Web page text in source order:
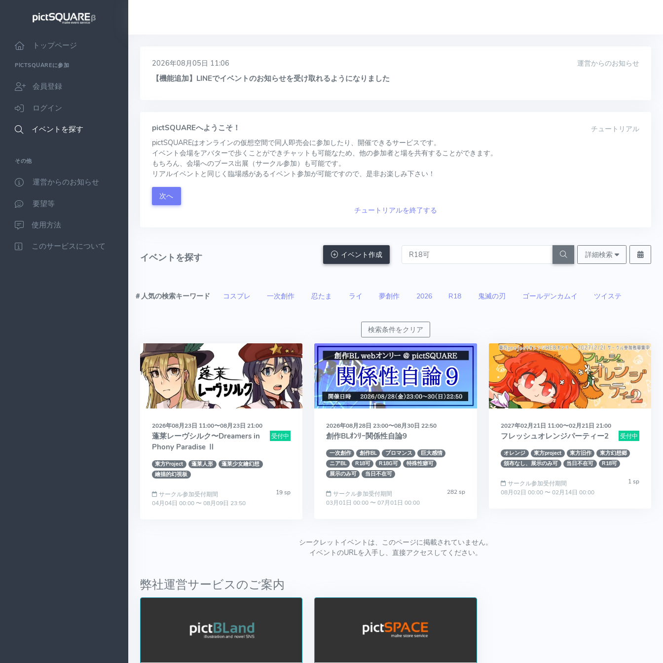
トップページ
PICTSQUAREに参加
会員登録
ログイン
イベントを探す
その他
運営からのお知らせ
要望等
使用方法
このサービスについて
運営からのお知らせ
2026年08月05日 11:06
【機能追加】LINEでイベントのお知らせを受け取れるようになりました
チュートリアル
pictSQUAREへようこそ！
pictSQUAREはオンラインの仮想空間で同人即売会に参加したり、開催できるサービスです。
イベント会場をアバターで歩くことができチャットも可能なため、他の参加者と場を共有することができます。
もちろん、会場へのブース出展（サークル参加）も可能です。
リアルイベントと同じく臨場感があるイベント参加が可能ですので、是非お楽しみ下さい！
次へ
チュートリアルを終了する
イベントを探す イベント作成 詳細検索
＃人気の検索キーワード コスプレ 一次創作 忍たま ライ 夢創作 2026 R18 鬼滅の刃 ゴールデンカムイ ツイステ
検索条件をクリア
2026年08月23日 11:00〜08月23日 21:00
受付中
蓬莱レーヴシルク〜Dreamers in
Phony Paradise Ⅱ
東方Project 蓬莱人形
蓬莱少女繪幻想
繪描的幻視板
19 sp
サークル参加受付期間
04月04日 00:00 〜 08月09日 23:50
2026年08月28日 23:00〜08月30日 22:50
創作BLｵﾝﾘｰ関係性自論9
一次創作 創作BL ブロマンス
巨大感情
ニアBL
R18可 R18G可
特殊性癖可
展示のみ可
当日不在可
282 sp
サークル参加受付期間
03月01日 00:00 〜 07月01日 00:00
2027年02月21日 11:00〜02月21日 21:00
受付中
フレッシュオレンジパーティー2
オレンジ 東方project 東方旧作
東方幻想郷
頒布なし、展示のみ可
当日不在可 R18可
1 sp
サークル参加受付期間
08月02日 00:00 〜 02月14日 00:00
シークレットイベントは、このページに掲載されていません。
イベントのURLを入手し、直接アクセスしてください。
弊社運営サービスのご案内